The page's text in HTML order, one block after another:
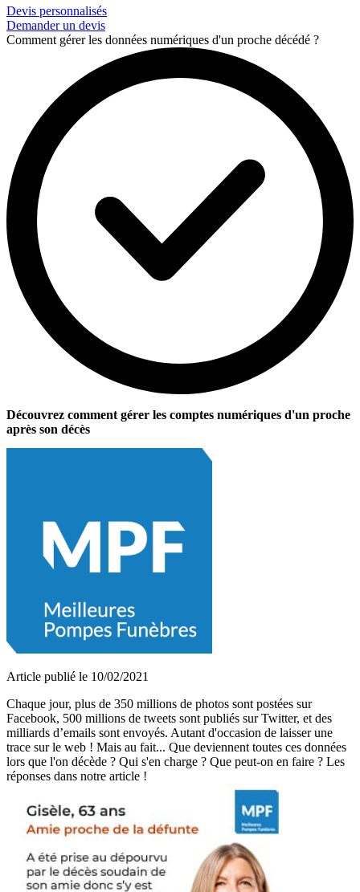
Devis personnalisés
Demander un devis
Comment gérer les données numériques d'un proche décédé ?
Découvrez comment gérer les comptes numériques d'un proche
après son décès
Article publié le 10/02/2021
Chaque jour, plus de 350 millions de photos sont postées sur
Facebook, 500 millions de tweets sont publiés sur Twitter, et des
milliards d’emails sont envoyés. Autant d'occasion de laisser une
trace sur le web ! Mais au fait... Que deviennent toutes ces données
lors que l'on décède ? Qui s'en charge ? Que peut-on en faire ? Les
réponses dans notre article !